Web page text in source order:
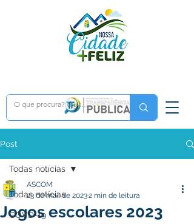
Post
Todas notícias
COVD-19
Todas notícias
Jogos escolares 2023
ASCOM
23 de mai. de 20232 min de leitura